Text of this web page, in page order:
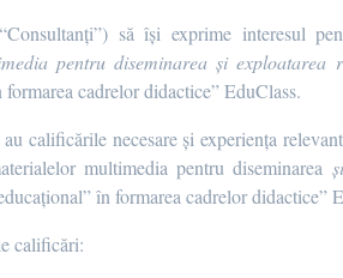
să își exprime interesul
pentru diseminarea și exploatarea
cadrelor didactice” EduClass.
calificările necesare și experiența
multimedia pentru diseminarea
în formarea cadrelor didactice”
calificări: